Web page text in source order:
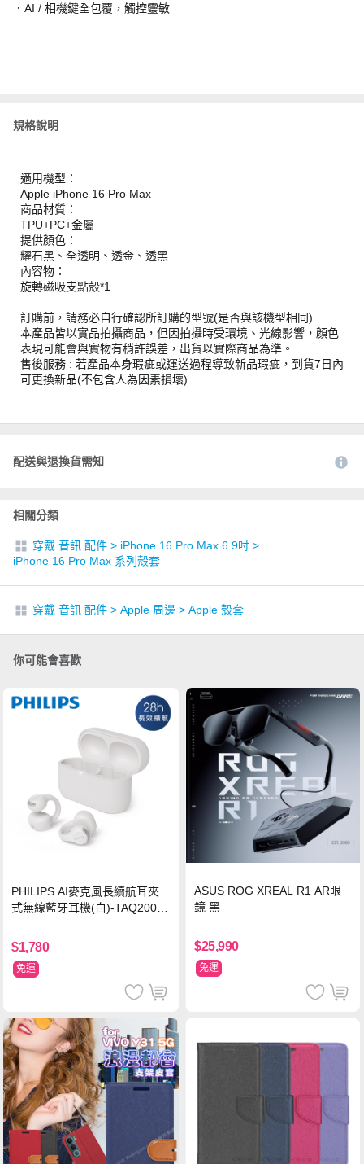
．AI / 相機鍵全包覆，觸控靈敏
規格說明
適用機型：
Apple iPhone 16 Pro Max
商品材質：
TPU+PC+金屬
提供顏色：
耀石黑、全透明、透金、透黑
內容物：
旋轉磁吸支點殼*1
訂購前，請務必自行確認所訂購的型號(是否與該機型相同)
本產品皆以實品拍攝商品，但因拍攝時受環境、光線影響，顏色
表現可能會與實物有稍許誤差，出貨以實際商品為準。
售後服務 : 若產品本身瑕疵或運送過程導致新品瑕疵，到貨7日內
可更換新品(不包含人為因素損壞)
配送與退換貨需知
相關分類
穿戴 音訊 配件 > iPhone 16 Pro Max 6.9吋 >
iPhone 16 Pro Max 系列殼套
穿戴 音訊 配件 > Apple 周邊 > Apple 殼套
你可能會喜歡
PHILIPS AI麥克風長續航耳夾
式無線藍牙耳機(白)-TAQ2000
$1,780
免運
ASUS ROG XREAL R1 AR眼
鏡 黑
$25,990
免運